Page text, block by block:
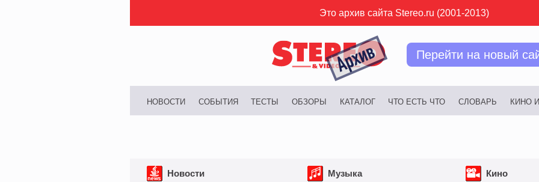
Это архив сайта Stereo.ru (2001-2013)
Перейти на новый
НОВОСТИ СОБЫТИЯ ТЕСТЫ ОБЗОРЫ КАТАЛОГ ЧТО ЕСТЬ ЧТО СЛОВАРЬ КИНО
Новости Музыка Кино